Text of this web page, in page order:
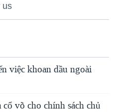
us
việc khoan dầu ngoài
võ cho chính sách chủ